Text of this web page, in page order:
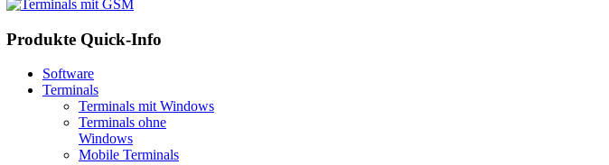
Produkte Quick-Info
Software
Terminals
Terminals mit Windows
Terminals ohne
Windows
Mobile Terminals